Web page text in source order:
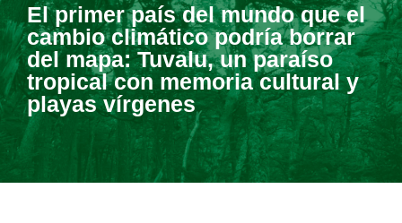
El primer país del mundo que el
cambio climático podría borrar
del mapa: Tuvalu, un paraíso
tropical con memoria cultural y
playas vírgenes